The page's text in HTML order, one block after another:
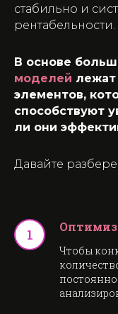
стабильно и
рентабельности.
В основе
моделей
элементов,
способствуют
ли они
Давайте
Чтобы
постоянно